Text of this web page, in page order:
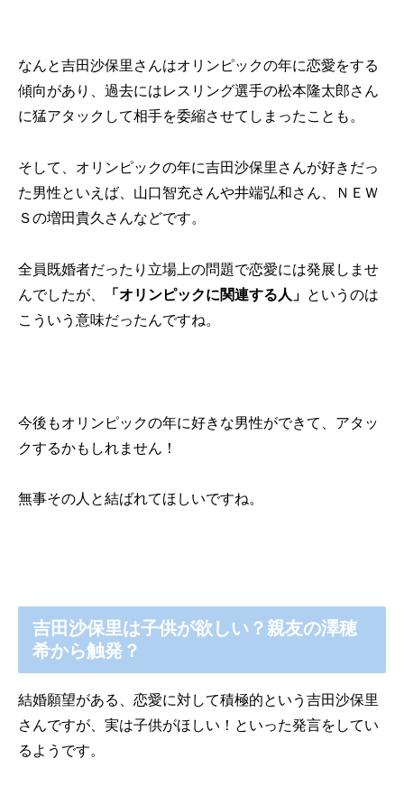
なんと吉田沙保里さんはオリンピックの年に恋愛をする
傾向があり、過去にはレスリング選手の松本隆太郎さん
に猛アタックして相手を委縮させてしまったことも。
そして、オリンピックの年に吉田沙保里さんが好きだっ
た男性といえば、山口智充さんや井端弘和さん、ＮＥＷ
Ｓの増田貴久さんなどです。
全員既婚者だったり立場上の問題で恋愛には発展しませ
んでしたが、
「オリンピックに関連する人」 というのは
こういう意味だったんですね。
今後もオリンピックの年に好きな男性ができて、アタッ
クするかもしれません！
無事その人と結ばれてほしいですね。
吉田沙保里は子供が欲しい？親友の澤穂
希から触発？
結婚願望がある、恋愛に対して積極的という吉田沙保里
さんですが、実は子供がほしい！といった発言をしてい
るようです。